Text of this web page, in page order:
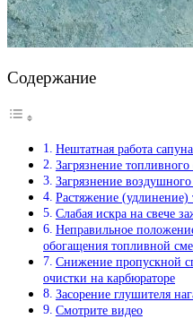
Содержание
Нештатная работа
Загрязнение
Загрязнение
Растяжение (удлинение)
Слабая искра на свече
Неправильное
обогащения топливной
Снижение пропускной
очистки на карбюраторе
Засорение глушителя
Смотрите видео